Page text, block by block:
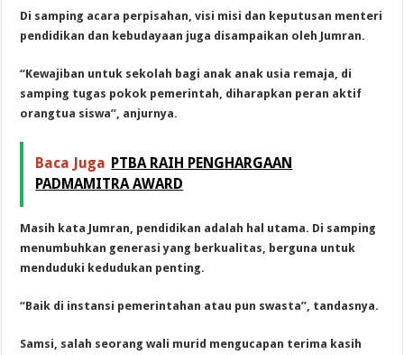
Di samping acara perpisahan, visi misi dan keputusan menteri
pendidikan dan kebudayaan juga disampaikan oleh Jumran.
“Kewajiban untuk sekolah bagi anak anak usia remaja, di
samping tugas pokok pemerintah, diharapkan peran aktif
orangtua siswa”, anjurnya.
Baca Juga PTBA RAIH PENGHARGAAN
PADMAMITRA AWARD
Masih kata Jumran, pendidikan adalah hal utama. Di samping
menumbuhkan generasi yang berkualitas, berguna untuk
menduduki kedudukan penting.
“Baik di instansi pemerintahan atau pun swasta”, tandasnya.
Samsi, salah seorang wali murid mengucapan terima kasih